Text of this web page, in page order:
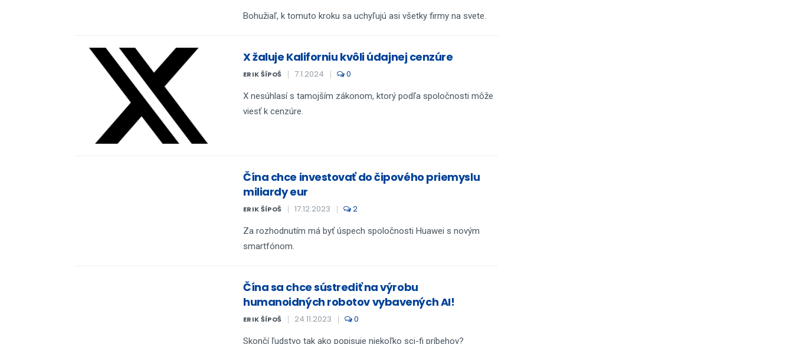
Bohužiaľ, k tomuto kroku sa uchyľujú asi všetky firmy na svete.
X žaluje Kaliforniu kvôli údajnej cenzúre
ERIK ŠÍPOŠ 7.1.2024 0
X nesúhlasí s tamojším zákonom, ktorý podľa spoločnosti môže
viesť k cenzúre.
Čína chce investovať do čipového priemyslu
miliardy eur
ERIK ŠÍPOŠ 17.12.2023 2
Za rozhodnutím má byť úspech spoločnosti Huawei s novým
smartfónom.
Čína sa chce sústrediť na výrobu
humanoidných robotov vybavených AI!
ERIK ŠÍPOŠ 24.11.2023 0
Skončí ľudstvo tak ako popisuje niekoľko sci-fi príbehov?